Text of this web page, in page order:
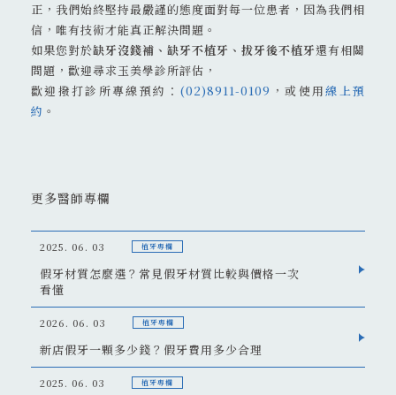
正，我們始終堅持最嚴謹的態度面對每一位患者，因為我們相
信，唯有技術才能真正解決問題。
如果您對於缺牙沒錢補、缺牙不植牙、拔牙後不植牙還有相關
問題，歡迎尋求玉美學診所評估，
歡迎撥打診所專線預約： (02)8911-0109 ，或使用線上預
約 。
更多醫師專欄
2025. 06. 03 植牙專欄
假牙材質怎麼選？常見假牙材質比較與價格一次
看懂
2026. 06. 03 植牙專欄
新店假牙一顆多少錢？假牙費用多少合理
2025. 06. 03 植牙專欄